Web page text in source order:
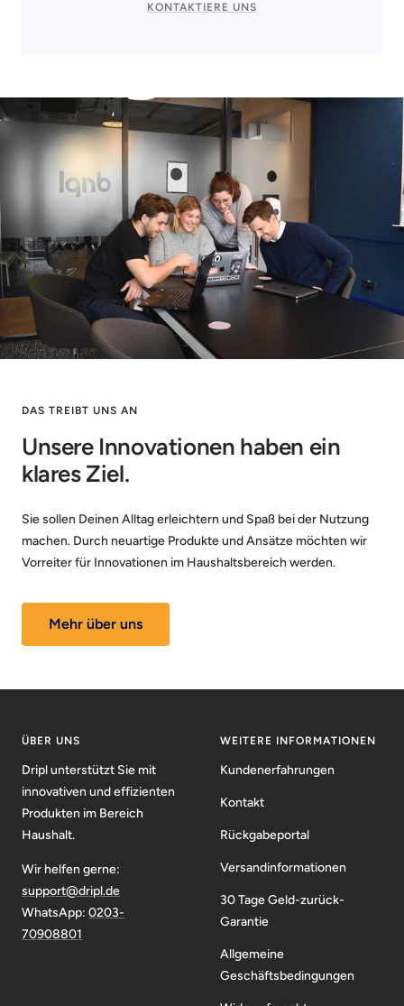
KONTAKTIERE UNS
DAS TREIBT UNS AN
Unsere Innovationen haben ein
klares Ziel.
Sie sollen Deinen Alltag erleichtern und Spaß bei der Nutzung
machen. Durch neuartige Produkte und Ansätze möchten wir
Vorreiter für Innovationen im Haushaltsbereich werden.
Mehr über uns
ÜBER UNS
Dripl unterstützt Sie mit
innovativen und effizienten
Produkten im Bereich
Haushalt.
Wir helfen gerne:
support@dripl.de
WhatsApp: 0203-
70908801
WEITERE INFORMATIONEN
Kundenerfahrungen
Kontakt
Rückgabeportal
Versandinformationen
30 Tage Geld-zurück-
Garantie
Allgemeine
Geschäftsbedingungen